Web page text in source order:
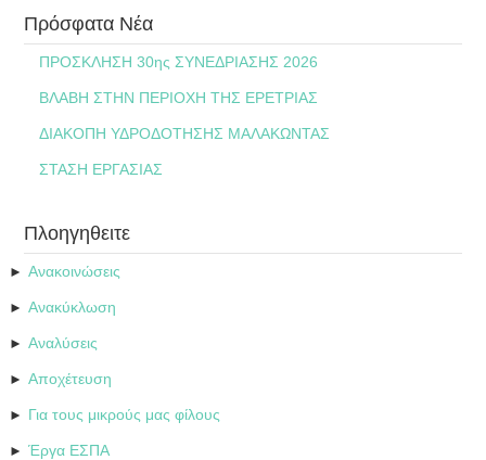
Πρόσφατα Νέα
ΠΡΟΣΚΛΗΣΗ 30ης ΣΥΝΕΔΡΙΑΣΗΣ 2026
ΒΛΑΒΗ ΣΤΗΝ ΠΕΡΙΟΧΗ ΤΗΣ ΕΡΕΤΡΙΑΣ
ΔΙΑΚΟΠΗ ΥΔΡΟΔΟΤΗΣΗΣ ΜΑΛΑΚΩΝΤΑΣ
ΣΤΑΣΗ ΕΡΓΑΣΙΑΣ
Πλοηγηθειτε
► Ανακοινώσεις
► Ανακύκλωση
► Αναλύσεις
► Αποχέτευση
► Για τους μικρούς μας φίλους
► Έργα ΕΣΠΑ